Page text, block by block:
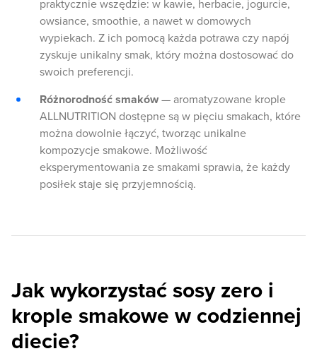
praktycznie wszędzie: w kawie, herbacie, jogurcie,
owsiance, smoothie, a nawet w domowych
wypiekach. Z ich pomocą każda potrawa czy napój
zyskuje unikalny smak, który można dostosować do
swoich preferencji.
Różnorodność smaków — aromatyzowane krople
ALLNUTRITION dostępne są w pięciu smakach, które
można dowolnie łączyć, tworząc unikalne
kompozycje smakowe. Możliwość
eksperymentowania ze smakami sprawia, że każdy
posiłek staje się przyjemnością.
Jak wykorzystać sosy zero i
krople smakowe w codziennej
diecie?